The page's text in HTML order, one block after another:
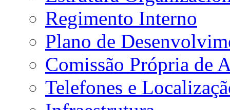
Regimento Interno
Plano de
Comissão Própria de
Telefones e